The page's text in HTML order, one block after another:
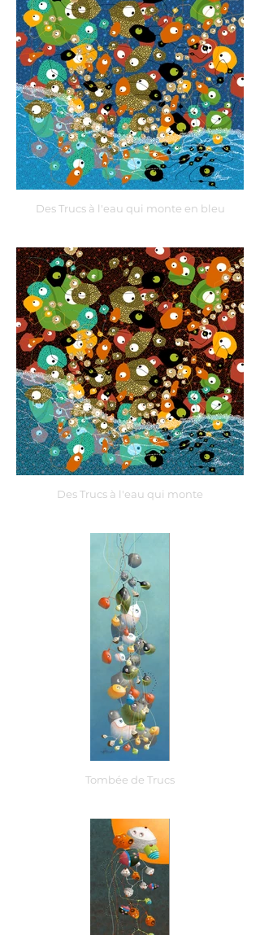
Des Trucs à l'eau qui monte en bleu
Des Trucs à l'eau qui monte
Tombée de Trucs